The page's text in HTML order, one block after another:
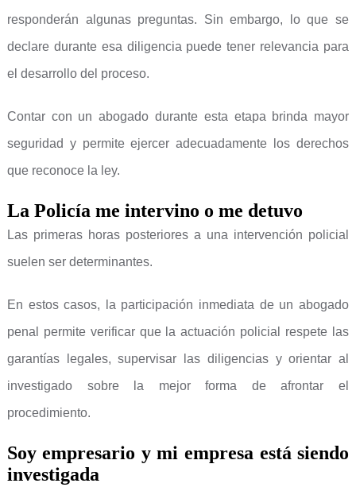
responderán algunas preguntas. Sin embargo, lo que se
declare durante esa diligencia puede tener relevancia para
el desarrollo del proceso.
Contar con un abogado durante esta etapa brinda mayor
seguridad y permite ejercer adecuadamente los derechos
que reconoce la ley.
La Policía me intervino o me detuvo
Las primeras horas posteriores a una intervención policial
suelen ser determinantes.
En estos casos, la participación inmediata de un abogado
penal permite verificar que la actuación policial respete las
garantías legales, supervisar las diligencias y orientar al
investigado sobre la mejor forma de afrontar el
procedimiento.
Soy empresario y mi empresa está siendo
investigada